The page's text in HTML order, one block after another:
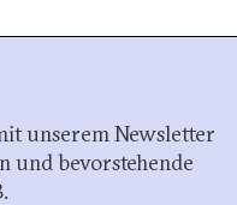
unserem Newsletter
und bevorstehende